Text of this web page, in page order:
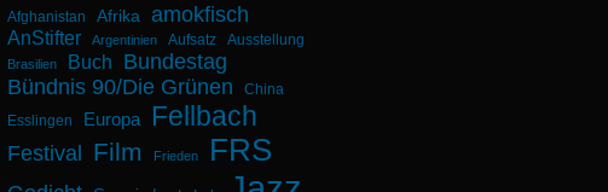
Afghanistan Afrika amokfisch
AnStifter Argentinien Aufsatz Ausstellung
Brasilien Buch
Bundestag
Bündnis 90/Die Grünen
China
Esslingen
Europa Fellbach
Festival Film Frieden FRS